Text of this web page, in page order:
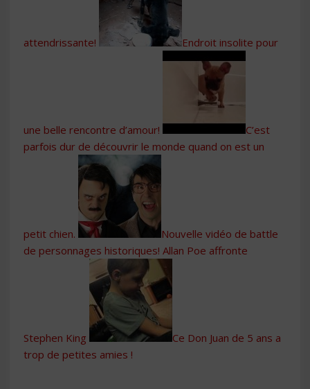
attendrissante! Endroit insolite pour
une belle rencontre d’amour!
C’est
parfois dur de découvrir le monde quand on est un
petit chien.
Nouvelle vidéo de battle
de personnages historiques! Allan Poe affronte
Stephen King
Ce Don Juan de 5 ans a
trop de petites amies !